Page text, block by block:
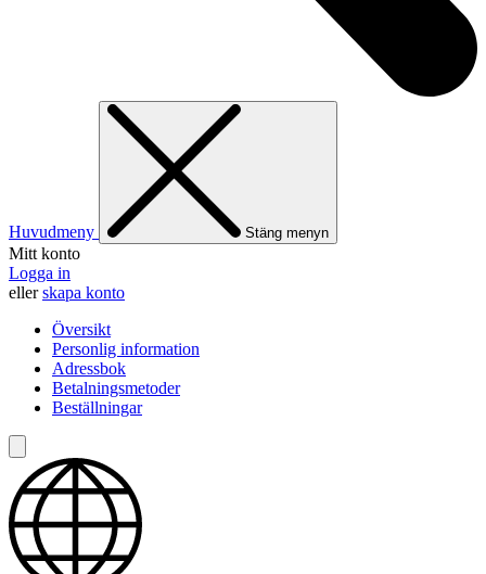
Huvudmeny Stäng menyn
Mitt konto
Logga in
ellerskapa konto
Översikt
Personlig information
Adressbok
Betalningsmetoder
Beställningar